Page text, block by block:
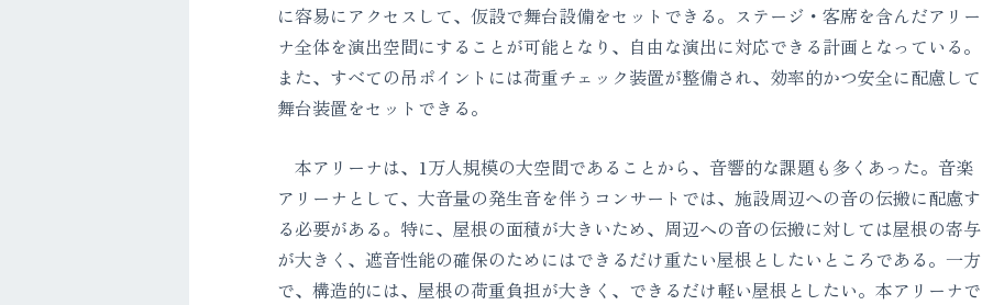
に容易にアクセスして、仮設で舞台設備をセットできる。ステージ・客席を含んだアリー
ナ全体を演出空間にすることが可能となり、自由な演出に対応できる計画となっている。
また、すべての吊ポイントには荷重チェック装置が整備され、効率的かつ安全に配慮して
舞台装置をセットできる。
本アリーナは、1万人規模の大空間であることから、音響的な課題も多くあった。音楽
アリーナとして、大音量の発生音を伴うコンサートでは、施設周辺への音の伝搬に配慮す
る必要がある。特に、屋根の面積が大きいため、周辺への音の伝搬に対しては屋根の寄与
が大きく、遮音性能の確保のためにはできるだけ重たい屋根としたいところである。一方
で、構造的には、屋根の荷重負担が大きく、できるだけ軽い屋根としたい。本アリーナで